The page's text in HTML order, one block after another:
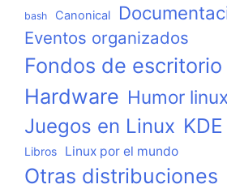
bash Canonical
Eventos organizados
Fondos de escritorio
Hardware Humor
Juegos en Linux KDE
Libros Linux por el mundo
Otras distribuciones